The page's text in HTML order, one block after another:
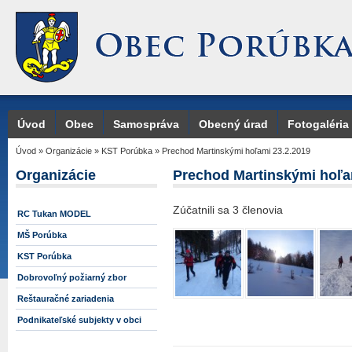
Úvod Obec Samospráva Obecný úrad Fotogaléria
Úvod » Organizácie » KST Porúbka » Prechod Martinskými hoľami 23.2.2019
Organizácie
RC Tukan MODEL
MŠ Porúbka
KST Porúbka
Dobrovoľný požiarný zbor
Reštauračné zariadenia
Podnikateľské subjekty v obci
Prechod Martinskými
Zúčatnili sa 3 členovia